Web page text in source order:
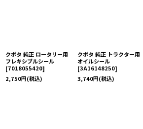
クボタ 純正 ロータリー用
フレキシブルシール
[7018055420]
2,750円(税込)
クボタ 純正 トラクター用
オイルシール
[3A16148250]
3,740円(税込)